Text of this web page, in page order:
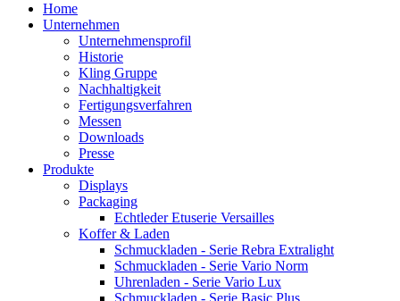
Home
Unternehmen
Unternehmensprofil
Historie
Kling Gruppe
Nachhaltigkeit
Fertigungsverfahren
Messen
Downloads
Presse
Produkte
Displays
Packaging
Echtleder Etuserie Versailles
Koffer & Laden
Schmuckladen - Serie Rebra Extralight
Schmuckladen - Serie Vario Norm
Uhrenladen - Serie Vario Lux
Schmuckladen - Serie Basic Plus